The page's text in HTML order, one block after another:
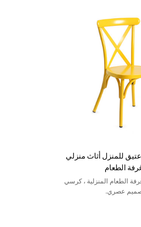
للمنزل أثاث منزلي
الطعام
الطعام المنزلية ، كرسي
عصري.